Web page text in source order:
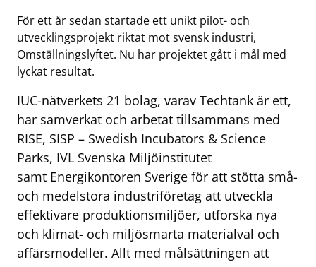
För ett år sedan startade ett unikt pilot- och
utvecklingsprojekt riktat mot svensk industri,
Omställningslyftet. Nu har projektet gått i mål med
lyckat resultat.
IUC-nätverkets 21 bolag, varav Techtank är ett,
har samverkat och arbetat tillsammans med
RISE, SISP – Swedish Incubators & Science
Parks, IVL Svenska Miljöinstitutet
samt Energikontoren Sverige för att stötta små-
och medelstora industriföretag att utveckla
effektivare produktionsmiljöer, utforska nya
och klimat- och miljösmarta materialval och
affärsmodeller. Allt med målsättningen att